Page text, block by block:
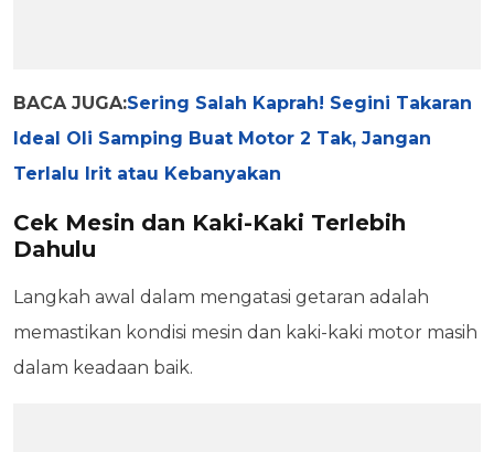
BACA JUGA:Sering Salah Kaprah! Segini Takaran
Ideal Oli Samping Buat Motor 2 Tak, Jangan
Terlalu Irit atau Kebanyakan
Cek Mesin dan Kaki-Kaki Terlebih
Dahulu
Langkah awal dalam mengatasi getaran adalah
memastikan kondisi mesin dan kaki-kaki motor masih
dalam keadaan baik.